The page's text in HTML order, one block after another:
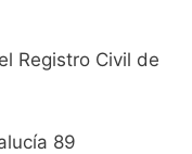
Registro Civil de
89